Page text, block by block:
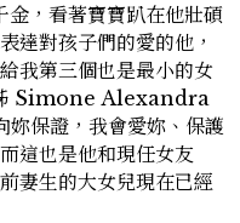
，看著寶寶趴在他壯碩
達對孩子們的愛的他，
我第三個也是最小的女
Simone Alexandra
保證，我會愛妳、保護
這也是他和現任女友
生的大女兒現在已經